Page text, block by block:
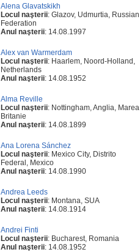
Alena Glavatskikh
Locul naşterii: Glazov, Udmurtia, Russian
Federation
Anul naşterii: 14.08.1997
Alex van Warmerdam
Locul naşterii: Haarlem, Noord-Holland,
Netherlands
Anul naşterii: 14.08.1952
Alma Reville
Locul naşterii: Nottingham, Anglia, Marea
Britanie
Anul naşterii: 14.08.1899
Ana Lorena Sánchez
Locul naşterii: Mexico City, Distrito
Federal, Mexico
Anul naşterii: 14.08.1990
Andrea Leeds
Locul naşterii: Montana, SUA
Anul naşterii: 14.08.1914
Andrei Finti
Locul naşterii: Bucharest, Romania
Anul naşterii: 14.08.1952